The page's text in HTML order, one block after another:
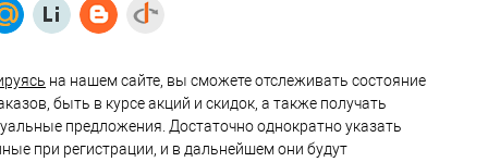
на нашем сайте, вы сможете отслеживать состояние
быть в курсе акций и скидок, а также получать
предложения. Достаточно однократно указать
при регистрации, и в дальнейшем они будут